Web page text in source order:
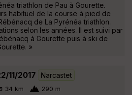
triathlon de Pau à Gourette.
habituel de la course à pied de
de La Pyrénéa triathlon.
selon les années. Il est suivi par
à Gourette puis à ski de
»
11/2017 Narcastet
34 km 290 m